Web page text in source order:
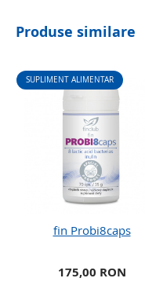
Produse similare
fin Probi8caps
SUPLIMENT ALIMENTAR
175,00 RON